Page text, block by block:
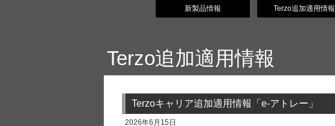
新製品情報 Terzo追加適用情報
Terzo追加適用情報
Terzoキャリア追加適用情報「e-アトレー」
2026年6月15日